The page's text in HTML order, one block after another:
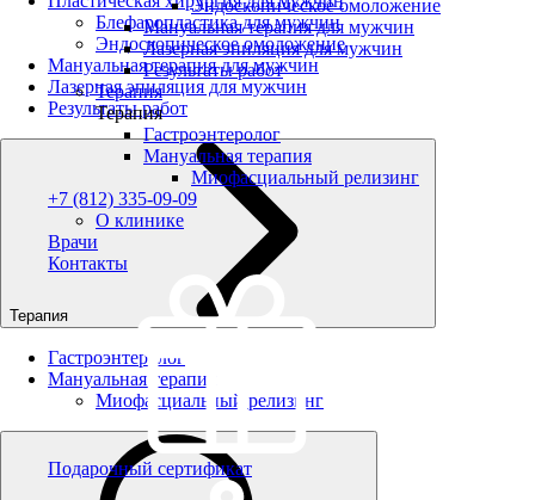
Блефаропластика для мужчин
Эндоскопическое омоложение
Мануальная терапия для мужчин
Лазерная эпиляция для мужчин
Результаты работ
Терапия
Гастроэнтеролог
Мануальная терапия
Миофасциальный релизинг
Эндоскопическое омоложение
Мануальная терапия для мужчин
Лазерная эпиляция для мужчин
Результаты работ
Терапия
Терапия
Гастроэнтеролог
Мануальная терапия
Миофасциальный релизинг
+7 (812) 335-09-09
О клинике
Врачи
Контакты
Подарочный сертификат